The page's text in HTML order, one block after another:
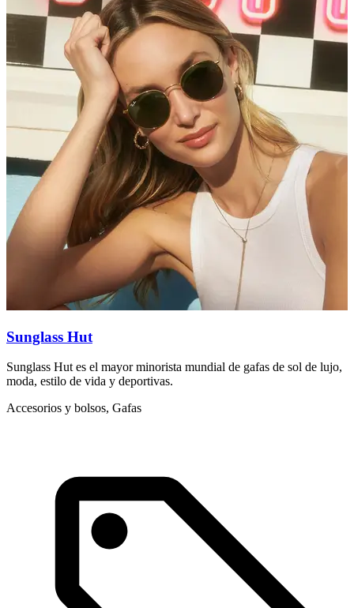
Sunglass Hut
Sunglass Hut es el mayor minorista mundial de gafas de sol de lujo,
moda, estilo de vida y deportivas.
Accesorios y bolsos, Gafas